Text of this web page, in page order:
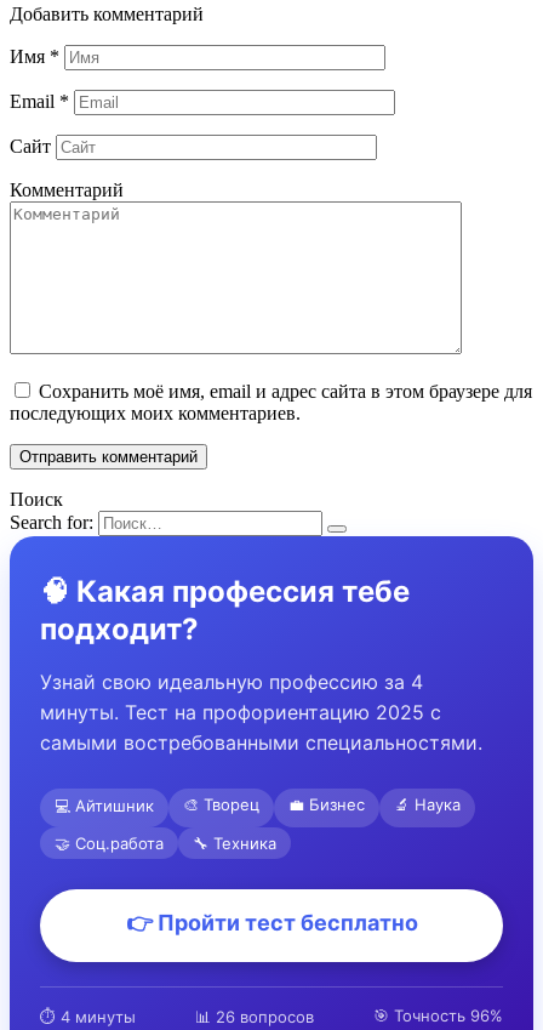
Добавить комментарий
Имя *
Email *
Сайт
Комментарий
Сохранить моё имя, email и адрес сайта в этом браузере для
последующих моих комментариев.
Поиск
Search for:
🧠 Какая профессия тебе
подходит?
Узнай свою идеальную профессию за 4
минуты. Тест на профориентацию 2025 с
самыми востребованными специальностями.
💻 Айтишник 🎨 Творец 💼 Бизнес
🔬 Наука
🤝 Соц.работа
🔧 Техника
👉 Пройти тест бесплатно
⏱️ 4 минуты 📊 26 вопросов 🎯 Точность 96%